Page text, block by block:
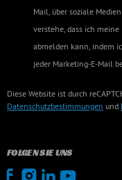
Mail, über soziale
verstehe, dass ich
abmelden kann, indem
jeder Marketing-E-Mail
Diese Website ist durch
Datenschutzbestimmungen und
FOLGEN SIE UNS